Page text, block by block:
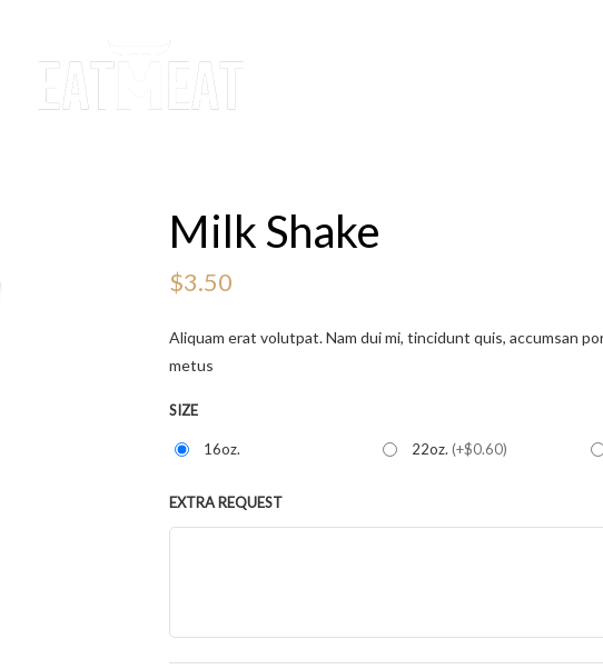
Milk Shake
$3.50
Aliquam erat volutpat. Nam dui mi, tincidunt quis, accumsan
metus
SIZE
16oz. 22oz.(+$0.60)
EXTRA REQUEST